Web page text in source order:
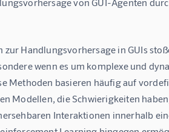
Handlungsvorhersage in GUIs
wenn es um komplexe und
Methoden basieren häufig auf
Modellen, die Schwierigkeiten
Interaktionen innerhalb